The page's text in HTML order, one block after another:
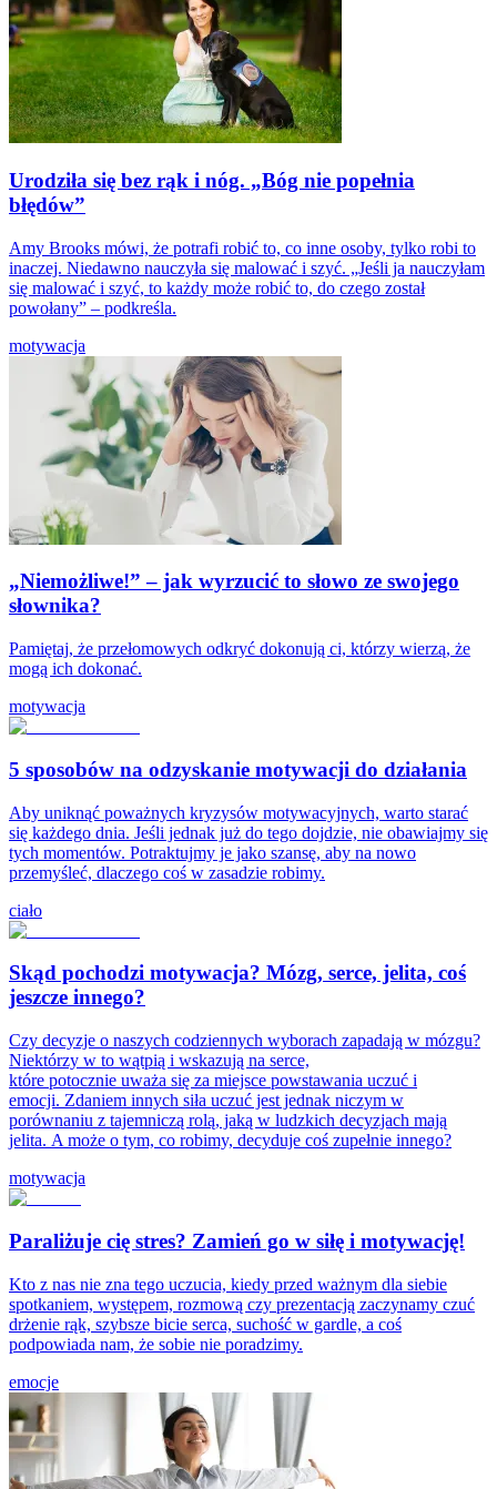
Urodziła się bez rąk i nóg. „Bóg nie popełnia
błędów”
Amy Brooks mówi, że potrafi robić to, co inne osoby, tylko robi to
inaczej. Niedawno nauczyła się malować i szyć. „Jeśli ja nauczyłam
się malować i szyć, to każdy może robić to, do czego został
powołany” – podkreśla.
motywacja
„Niemożliwe!” – jak wyrzucić to słowo ze swojego
słownika?
Pamiętaj, że przełomowych odkryć dokonują ci, którzy wierzą, że
mogą ich dokonać.
motywacja
5 sposobów na odzyskanie motywacji do działania
Aby uniknąć poważnych kryzysów motywacyjnych, warto starać
się każdego dnia. Jeśli jednak już do tego dojdzie, nie obawiajmy się
tych momentów. Potraktujmy je jako szansę, aby na nowo
przemyśleć, dlaczego coś w zasadzie robimy.
ciało
Skąd pochodzi motywacja? Mózg, serce, jelita, coś
jeszcze innego?
Czy decyzje o naszych codziennych wyborach zapadają w mózgu?
Niektórzy w to wątpią i wskazują na serce,
które potocznie uważa się za miejsce powstawania uczuć i
emocji. Zdaniem innych siła uczuć jest jednak niczym w
porównaniu z tajemniczą rolą, jaką w ludzkich decyzjach mają
jelita. A może o tym, co robimy, decyduje coś zupełnie innego?
motywacja
Paraliżuje cię stres? Zamień go w siłę i motywację!
Kto z nas nie zna tego uczucia, kiedy przed ważnym dla siebie
spotkaniem, występem, rozmową czy prezentacją zaczynamy czuć
drżenie rąk, szybsze bicie serca, suchość w gardle, a coś
podpowiada nam, że sobie nie poradzimy.
emocje